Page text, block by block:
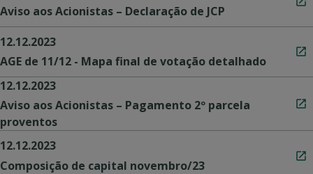
Aviso aos Acionistas – Declaração de JCP
12.12.2023
AGE de 11/12 - Mapa final de votação detalhado
12.12.2023
Aviso aos Acionistas – Pagamento 2º parcela
proventos
12.12.2023
Composição de capital novembro/23